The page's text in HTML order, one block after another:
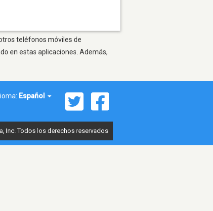
teléfonos móviles de
en estas aplicaciones. Además,
Español
Inc. Todos los derechos reservados